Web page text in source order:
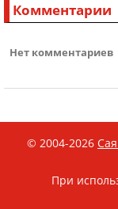
Комментарии
Нет комментариев
© 2004-2026
При